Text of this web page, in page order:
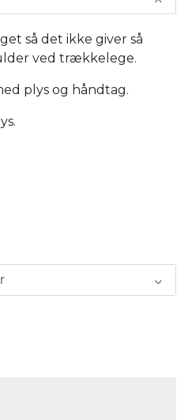
så det ikke giver så
ved trækkelege.
plys og håndtag.